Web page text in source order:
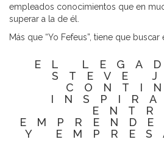
empleados conocimientos que en
superar a la de él.
Más que “Yo Fefeus”, tiene que buscar
EL
STEVE
Y